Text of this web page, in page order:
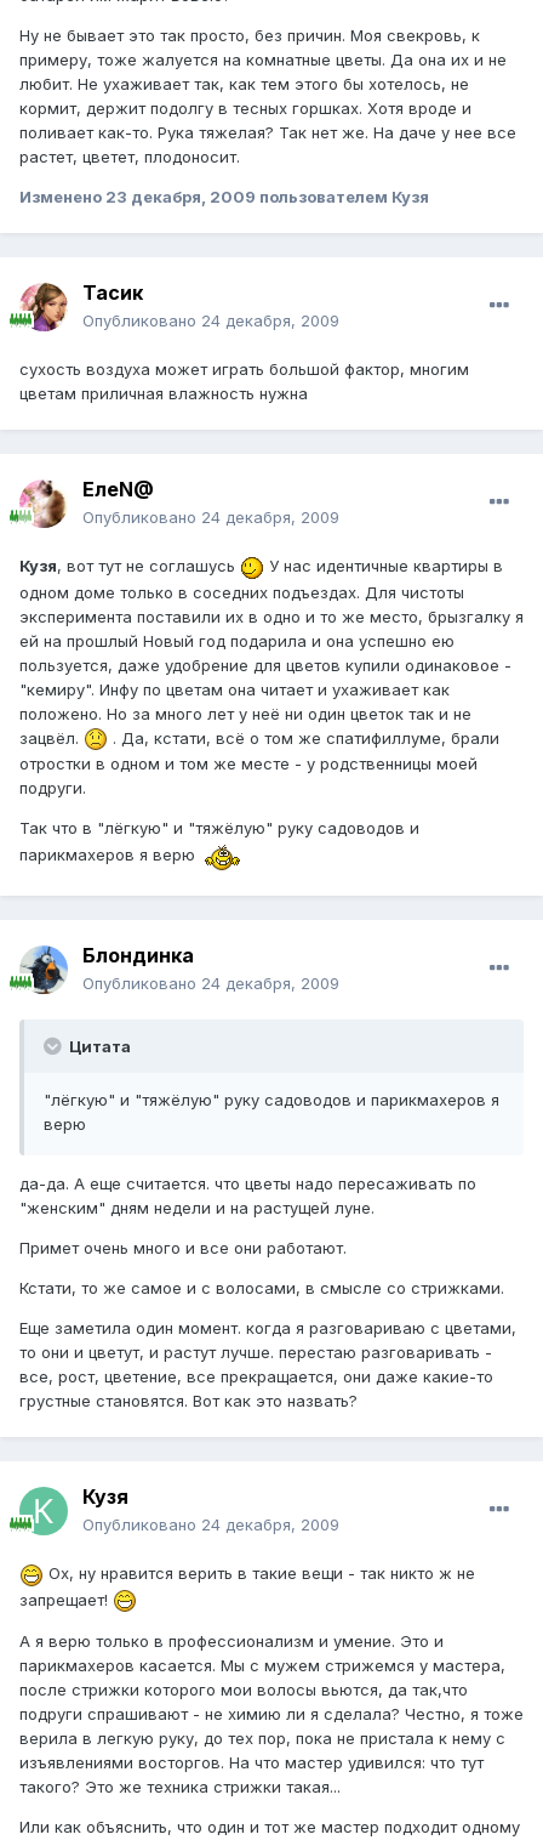
Ну не бывает это так просто, без причин. Моя свекровь, к
примеру, тоже жалуется на комнатные цветы. Да она их и не
любит. Не ухаживает так, как тем этого бы хотелось, не
кормит, держит подолгу в тесных горшках. Хотя вроде и
поливает как-то. Рука тяжелая? Так нет же. На даче у нее все
растет, цветет, плодоносит.
Изменено 23 декабря, 2009 пользователем Кузя
Тасик
Опубликовано 24 декабря, 2009
сухость воздуха может играть большой фактор, многим
цветам приличная влажность нужна
ЕлеN@
Опубликовано 24 декабря, 2009
Кузя, вот тут не соглашусь
У нас идентичные квартиры в
одном доме только в соседних подъездах. Для чистоты
эксперимента поставили их в одно и то же место, брызгалку я
ей на прошлый Новый год подарила и она успешно ею
пользуется, даже удобрение для цветов купили одинаковое -
"кемиру". Инфу по цветам она читает и ухаживает как
положено. Но за много лет у неё ни один цветок так и не
зацвёл.
. Да, кстати, всё о том же спатифиллуме, брали
отростки в одном и том же месте - у родственницы моей
подруги.
Так что в "лёгкую" и "тяжёлую" руку садоводов и
парикмахеров я верю
Блондинка
Опубликовано 24 декабря, 2009
Цитата
"лёгкую" и "тяжёлую" руку садоводов и парикмахеров я
верю
да-да. А еще считается. что цветы надо пересаживать по
"женским" дням недели и на растущей луне.
Примет очень много и все они работают.
Кстати, то же самое и с волосами, в смысле со стрижками.
Еще заметила один момент. когда я разговариваю с цветами,
то они и цветут, и растут лучше. перестаю разговаривать -
все, рост, цветение, все прекращается, они даже какие-то
грустные становятся. Вот как это назвать?
Кузя
Опубликовано 24 декабря, 2009
Ох, ну нравится верить в такие вещи - так никто ж не
запрещает!
А я верю только в профессионализм и умение. Это и
парикмахеров касается. Мы с мужем стрижемся у мастера,
после стрижки которого мои волосы вьются, да так,что
подруги спрашивают - не химию ли я сделала? Честно, я тоже
верила в легкую руку, до тех пор, пока не пристала к нему с
изъявлениями восторгов. На что мастер удивился: что тут
такого? Это же техника стрижки такая...
Или как объяснить, что один и тот же мастер подходит одному